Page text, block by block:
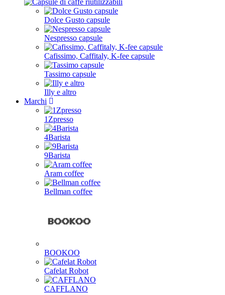
Dolce Gusto capsule
Nespresso capsule
Cafissimo, Caffitaly, K-fee capsule
Tassimo capsule
Illy e altro
Marchi
1Zpresso
4Barista
9Barista
Aram coffee
Bellman coffee
BOOKOO
Cafelat Robot
CAFFLANO